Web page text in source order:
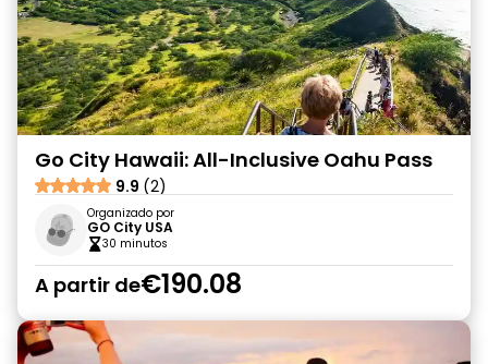
Go City Hawaii: All-Inclusive Oahu Pass
9.9 (2)
Organizado por
GO City USA
30 minutos
A partir de€190.08